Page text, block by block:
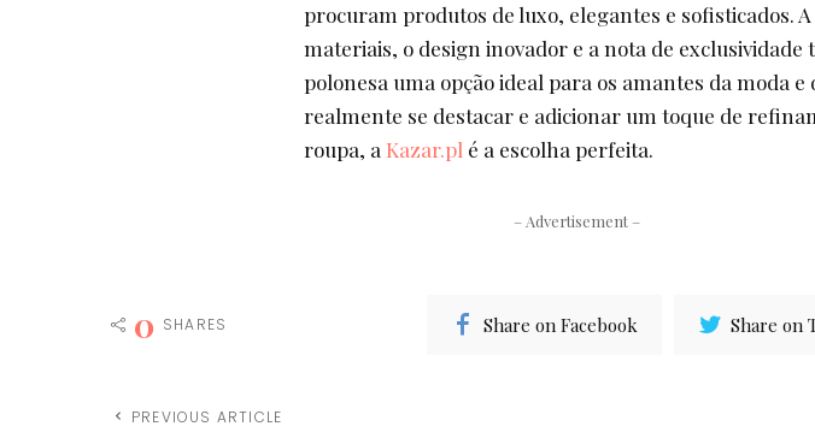
procuram produtos de luxo, elegantes e sofisticados.
materiais, o design inovador e a nota de exclusividade
polonesa uma opção ideal para os amantes da moda e
realmente se destacar e adicionar um toque de
roupa, a Kazar.pl é a escolha perfeita.
– Advertisement –
0 SHARES Share on Facebook Share on
PREVIOUS ARTICLE